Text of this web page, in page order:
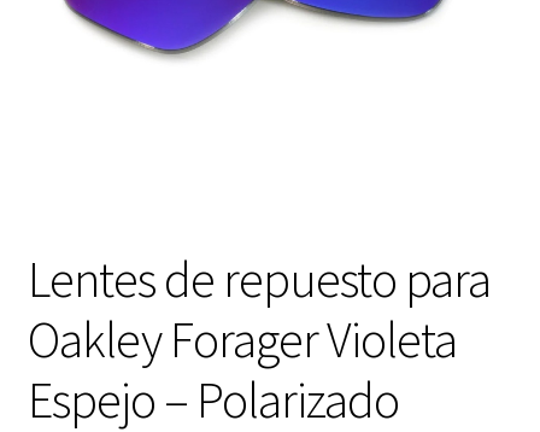
Lentes de repuesto para
Oakley Forager Violeta
Espejo – Polarizado